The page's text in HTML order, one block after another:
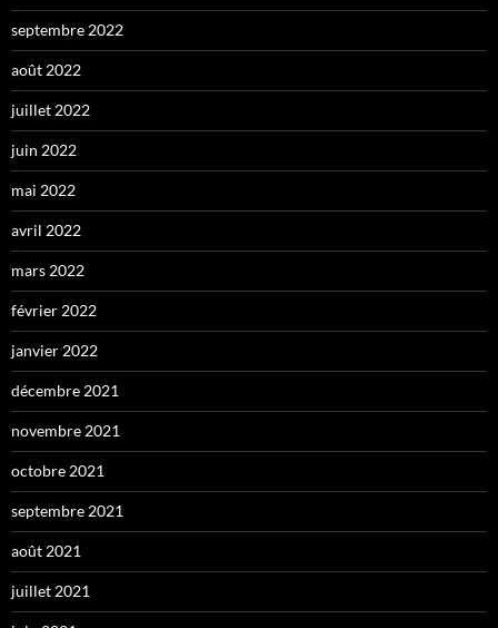
septembre 2022
août 2022
juillet 2022
juin 2022
mai 2022
avril 2022
mars 2022
février 2022
janvier 2022
décembre 2021
novembre 2021
octobre 2021
septembre 2021
août 2021
juillet 2021